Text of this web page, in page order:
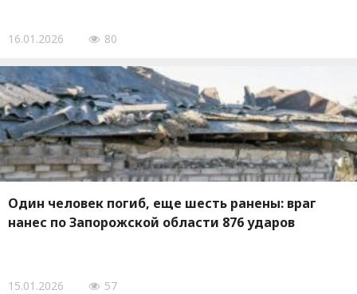
16.01.2026 80
Один человек погиб, еще шесть ранены: враг
нанес по Запорожской области 876 ударов
15.01.2026 57